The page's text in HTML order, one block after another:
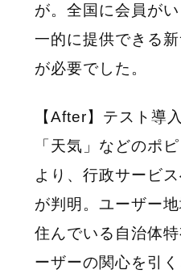
が。全国に会員が
一的に提供できる
が必要でした。
【After】テスト導
「天気」などのポ
より、行政サービ
が判明。ユーザー
住んでいる自治体
ーザーの関心を引